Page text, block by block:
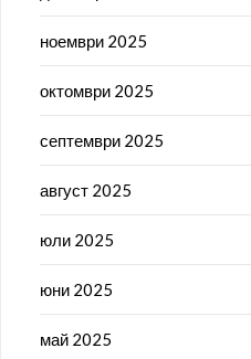
ноември 2025
октомври 2025
септември 2025
август 2025
юли 2025
юни 2025
май 2025